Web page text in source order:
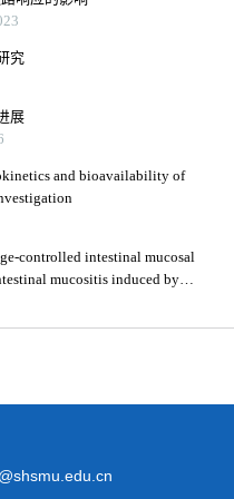
究
展
and bioavailability of
controlled intestinal mucosal
mucositis induced by